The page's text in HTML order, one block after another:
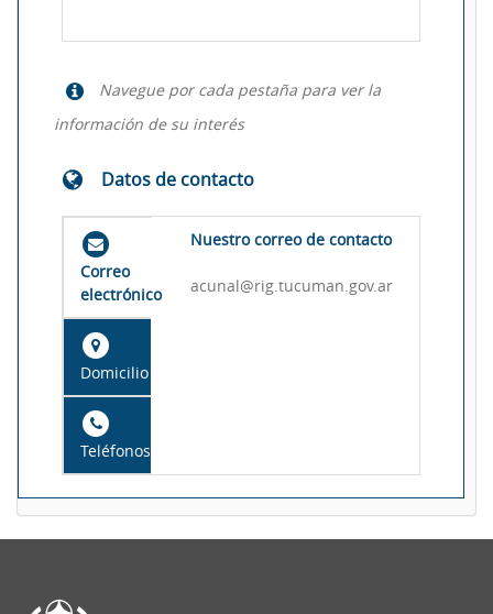
Navegue por cada pestaña para ver la
información de su interés
Datos de contacto
Correo
electrónico
Domicilio
Teléfonos
Nuestro correo de contacto
acunal@rig.tucuman.gov.ar